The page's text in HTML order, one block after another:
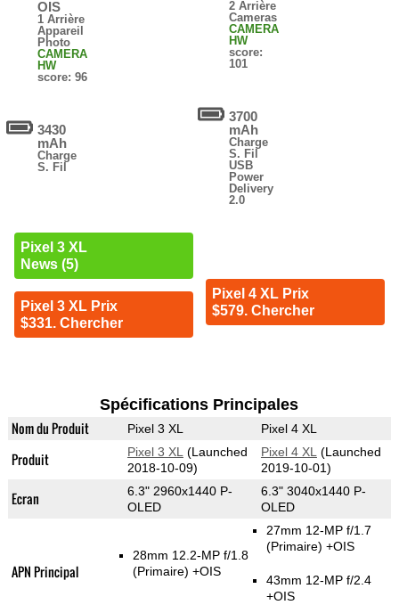
OIS
1 Arrière
Appareil
Photo
CAMERA
HW
score: 96
3430
mAh
Charge
S. Fil
Pixel 3 XL
News (5)
Pixel 3 XL Prix
$331. Chercher
2 Arrière
Cameras
CAMERA
HW
score:
101
3700
mAh
Charge
S. Fil
USB
Power
Delivery
2.0
Pixel 4 XL Prix
$579. Chercher
Spécifications Principales
Nom du Produit Pixel 3 XL Pixel 4 XL
Produit Pixel 3 XL (Launched
2018-10-09)
Pixel 4 XL (Launched
2019-10-01)
Ecran
6.3" 2960x1440 P-
OLED
6.3" 3040x1440 P-
OLED
APN Principal
28mm 12.2-MP f/1.8
(Primaire) +OIS
27mm 12-MP f/1.7
(Primaire) +OIS
43mm 12-MP f/2.4
+OIS